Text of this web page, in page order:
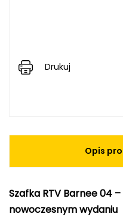
Drukuj
Opis
Szafka RTV Barnee 04
nowoczesnym wydaniu